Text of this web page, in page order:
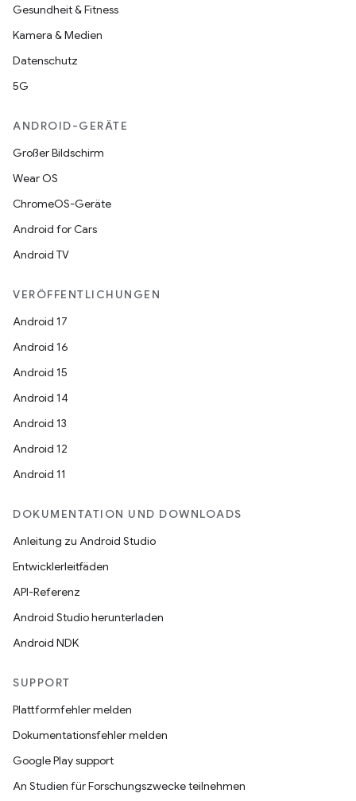
Gesundheit & Fitness
Kamera & Medien
Datenschutz
5G
ANDROID-GERÄTE
Großer Bildschirm
Wear OS
ChromeOS-Geräte
Android for Cars
Android TV
VERÖFFENTLICHUNGEN
Android 17
Android 16
Android 15
Android 14
Android 13
Android 12
Android 11
DOKUMENTATION UND DOWNLOADS
Anleitung zu Android Studio
Entwicklerleitfäden
API-Referenz
Android Studio herunterladen
Android NDK
SUPPORT
Plattformfehler melden
Dokumentationsfehler melden
Google Play support
An Studien für Forschungszwecke teilnehmen